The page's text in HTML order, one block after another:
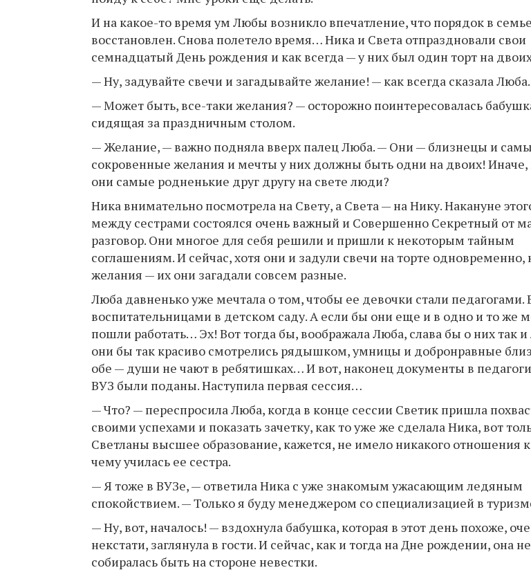
И на какое-то время ум Любы возникло впечатление, что порядок в семье
восстановлен. Снова полетело время… Ника и Света отпраздновали свои
семнадцатый День рождения и как всегда — у них был один торт на
— Ну, задувайте свечи и загадывайте желание! — как всегда сказала Люба.
— Может быть, все-таки желания? — осторожно поинтересовалась
сидящая за праздничным столом.
— Желание, — важно подняла вверх палец Люба. — Они — близнецы и
сокровенные желания и мечты у них должны быть одни на двоих! Иначе,
они самые родненькие друг другу на свете люди?
Ника внимательно посмотрела на Свету, а Света — на Нику. Накануне
между сестрами состоялся очень важный и Совершенно Секретный от
разговор. Они многое для себя решили и пришли к некоторым тайным
соглашениям. И сейчас, хотя они и задули свечи на торте одновременно,
желания — их они загадали совсем разные.
Люба давненько уже мечтала о том, чтобы ее девочки стали педагогами.
воспитательницами в детском саду. А если бы они еще и в одно и то же
пошли работать… Эх! Вот тогда бы, воображала Люба, слава бы о них так и
они бы так красиво смотрелись рядышком, умницы и добронравные
обе — души не чают в ребятишках… И вот, наконец документы в
ВУЗ были поданы. Наступила первая сессия…
— Что? — переспросила Люба, когда в конце сессии Светик пришла
своими успехами и показать зачетку, как то уже же сделала Ника, вот
Светланы высшее образование, кажется, не имело никакого отношения
чему училась ее сестра.
— Я тоже в ВУЗе, — ответила Ника с уже знакомым ужасающим ледяным
спокойствием. — Только я буду менеджером со специализацией в
— Ну, вот, началось! — вздохнула бабушка, которая в этот день похоже,
некстати, заглянула в гости. И сейчас, как и тогда на Дне рождении, она не
собиралась быть на стороне невестки.